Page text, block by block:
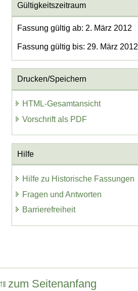
Gültigkeitszeitraum
Fassung gültig ab: 2. März 2012
Fassung gültig bis: 29. März 2012
Drucken/Speichern
HTML-Gesamtansicht
Vorschrift als PDF
Hilfe
Hilfe zu Historische Fassungen
Fragen und Antworten
Barrierefreiheit
zum Seitenanfang